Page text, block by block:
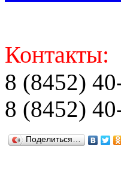
Контакты:
8 (8452)
8 (8452)
Поделиться…